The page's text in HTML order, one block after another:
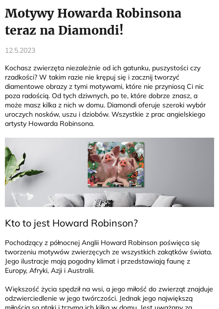
Motywy Howarda Robinsona
teraz na Diamondi!
12.5.2023
Kochasz zwierzęta niezależnie od ich gatunku, puszystości czy
rzadkości? W takim razie nie krępuj się i zacznij tworzyć
diamentowe obrazy z tymi motywami, które nie przyniosą Ci nic
poza radością. Od tych dziwnych, po te, które dobrze znasz, a
może masz kilka z nich w domu. Diamondi oferuje szeroki wybór
uroczych nosków, uszu i dziobów. Wszystkie z prac angielskiego
artysty Howarda Robinsona.
Kto to jest Howard Robinson?
Pochodzący z północnej Anglii Howard Robinson poświęca się
tworzeniu motywów zwierzęcych ze wszystkich zakątków świata.
Jego ilustracje mają pogodny klimat i przedstawiają faunę z
Europy, Afryki, Azji i Australii.
Większość życia spędził na wsi, a jego miłość do zwierząt znajduje
odzwierciedlenie w jego twórczości. Jednak jego największą